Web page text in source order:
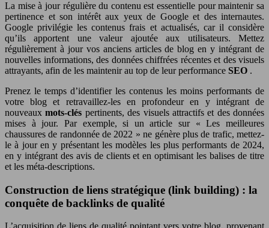
La mise à jour régulière du contenu est essentielle pour maintenir sa
pertinence et son intérêt aux yeux de Google et des internautes.
Google privilégie les contenus frais et actualisés, car il considère
qu’ils apportent une valeur ajoutée aux utilisateurs. Mettez
régulièrement à jour vos anciens articles de blog en y intégrant de
nouvelles informations, des données chiffrées récentes et des visuels
attrayants, afin de les maintenir au top de leur performance SEO .
Prenez le temps d’identifier les contenus les moins performants de
votre blog et retravaillez-les en profondeur en y intégrant de
nouveauxmots-clés pertinents, des visuels attractifs et des données
mises à jour. Par exemple, si un article sur « Les meilleures
chaussures de randonnée de 2022 » ne génère plus de trafic, mettez-
le à jour en y présentant les modèles les plus performants de 2024,
en y intégrant des avis de clients et en optimisant les balises de titre
et les méta-descriptions.
Construction de liens stratégique (link building) : la
conquête de backlinks de qualité